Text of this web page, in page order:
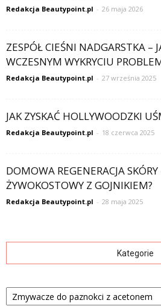
Redakcja Beautypoint.pl - 26 maja 2026
ZESPÓŁ CIEŚNI NADGARSTKA –
WCZESNYM WYKRYCIU
Redakcja Beautypoint.pl - 27 września 2025
JAK ZYSKAĆ HOLLYWOODZKI
Redakcja Beautypoint.pl - 18 czerwca 2025
DOMOWA REGENERACJA
ŻYWOKOSTOWY Z GOJNIKIEM?
Redakcja Beautypoint.pl - 28 maja 2025
Kategorie
Kategorie